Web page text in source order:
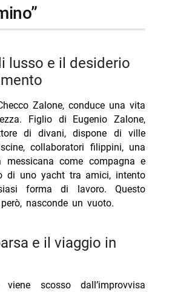
Zalone, conduce una vita
Figlio di Eugenio Zalone,
di divani, dispone di ville
collaboratori filippini, una
messicana come compagna e
di uno yacht tra amici, intento
forma di lavoro. Questo
nasconde un vuoto.
scosso dall’improvvisa